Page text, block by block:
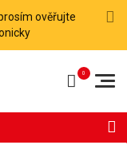
ověřujte